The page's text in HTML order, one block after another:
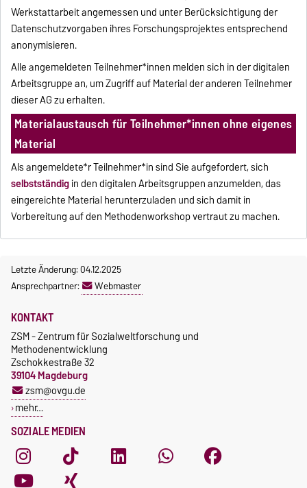
Werkstattarbeit angemessen und unter Berücksichtigung der
Datenschutzvorgaben ihres Forschungsprojektes entsprechend
anonymisieren.
Alle angemeldeten Teilnehmer*innen melden sich in der digitalen
Arbeitsgruppe an, um Zugriff auf Material der anderen Teilnehmer
dieser AG zu erhalten.
Materialaustausch für Teilnehmer*innen ohne eigenes
Material
Als angemeldete*r Teilnehmer*in sind Sie aufgefordert, sich
selbstständigin den digitalen Arbeitsgruppen anzumelden, das
eingereichte Material herunterzuladen und sich damit in
Vorbereitung auf den Methodenworkshop vertraut zu machen.
Letzte Änderung: 04.12.2025
Ansprechpartner:
Webmaster
SOZIALE MEDIEN
KONTAKT
ZSM - Zentrum für Sozialweltforschung und
Methodenentwicklung
Zschokkestraße 32
39104 Magdeburg
zsm@ovgu.de
mehr…